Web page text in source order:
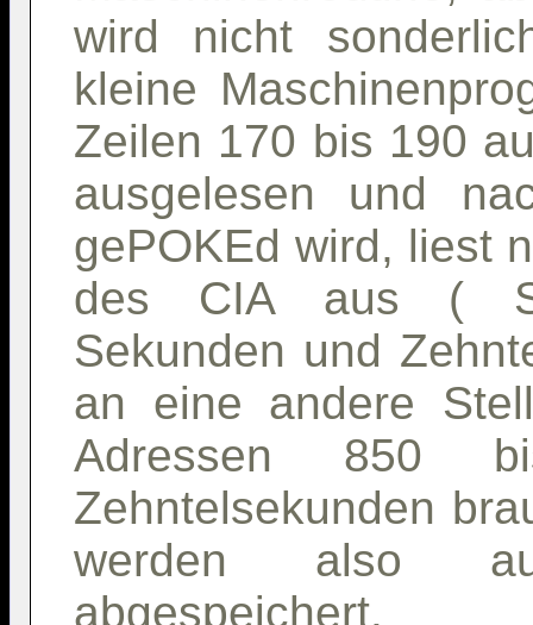
wird nicht
kleine
Zeilen 170 bis 190
ausgelesen und
gePOKEd wird, liest
des CIA aus (
Sekunden und
an eine andere
Adressen
Zehntelsekunden
werden also
abgespeichert.